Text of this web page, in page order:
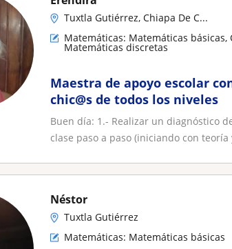
Tuxtla Gutiérrez, Chiapa De C...
Matemáticas: Matemáticas
Matemáticas discretas
Maestra de apoyo escolar
chic@s de todos los niveles
Buen día: 1.- Realizar un diagnóstico
clase paso a paso (iniciando con teoría
Néstor
Tuxtla Gutiérrez
Matemáticas: Matemáticas básicas